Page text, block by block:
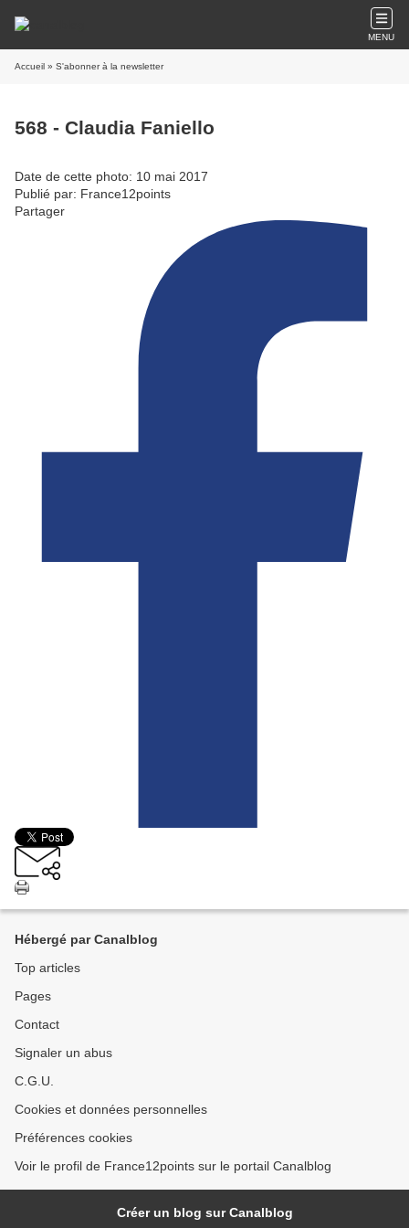
MENU
Accueil » S'abonner à la newsletter
568 - Claudia Faniello
Date de cette photo: 10 mai 2017
Publié par: France12points
Partager
Hébergé par Canalblog
Top articles
Pages
Contact
Signaler un abus
C.G.U.
Cookies et données personnelles
Préférences cookies
Voir le profil de France12points sur le portail Canalblog
Créer un blog sur Canalblog